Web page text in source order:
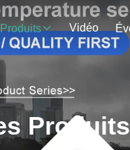
Produits Vidéo
Produits